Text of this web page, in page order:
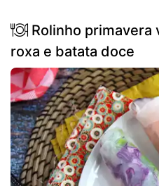
Rolinho primavera
roxa e batata doce